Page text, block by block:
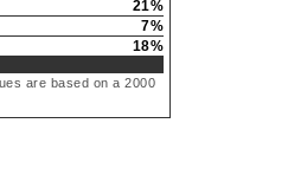
21%
7%
18%
are based on a 2000